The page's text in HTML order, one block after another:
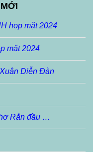
họp mặt 2024
mặt 2024
Diễn Đàn
Rắn đầu …